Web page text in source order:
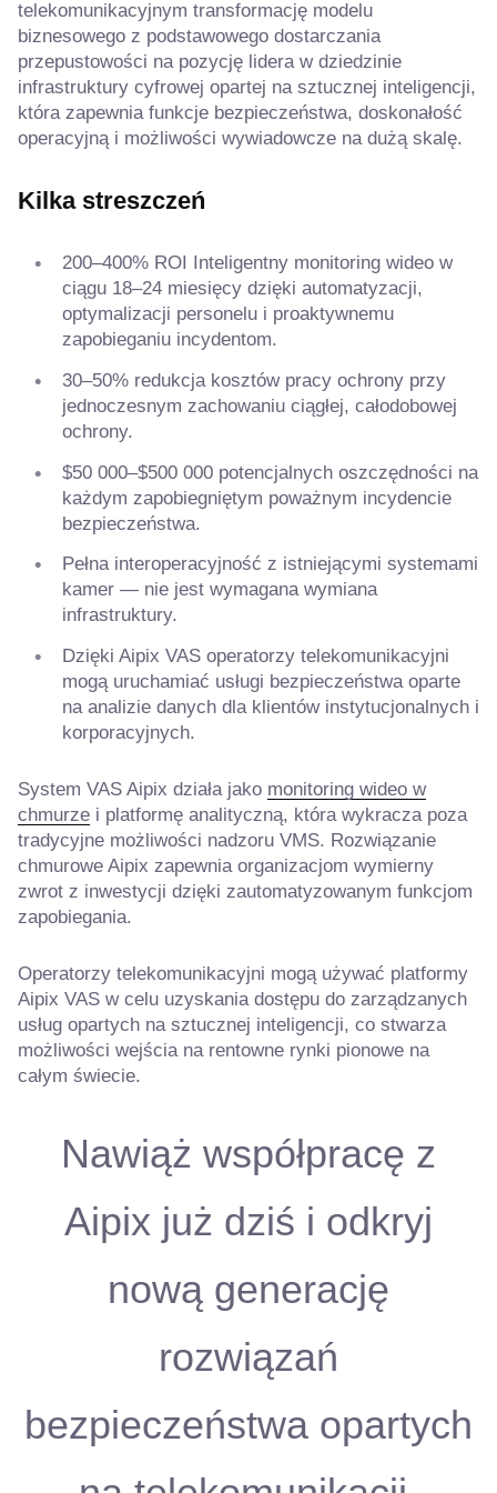
telekomunikacyjnym transformację modelu
biznesowego z podstawowego dostarczania
przepustowości na pozycję lidera w dziedzinie
infrastruktury cyfrowej opartej na sztucznej inteligencji,
która zapewnia funkcje bezpieczeństwa, doskonałość
operacyjną i możliwości wywiadowcze na dużą skalę.
Kilka streszczeń
200–400% ROI Inteligentny monitoring wideo w
ciągu 18–24 miesięcy dzięki automatyzacji,
optymalizacji personelu i proaktywnemu
zapobieganiu incydentom.
30–50% redukcja kosztów pracy ochrony przy
jednoczesnym zachowaniu ciągłej, całodobowej
ochrony.
$50 000–$500 000 potencjalnych oszczędności na
każdym zapobiegniętym poważnym incydencie
bezpieczeństwa.
Pełna interoperacyjność z istniejącymi systemami
kamer — nie jest wymagana wymiana
infrastruktury.
Dzięki Aipix VAS operatorzy telekomunikacyjni
mogą uruchamiać usługi bezpieczeństwa oparte
na analizie danych dla klientów instytucjonalnych i
korporacyjnych.
System VAS Aipix działa jako monitoring wideo w
chmurze i platformę analityczną, która wykracza poza
tradycyjne możliwości nadzoru VMS. Rozwiązanie
chmurowe Aipix zapewnia organizacjom wymierny
zwrot z inwestycji dzięki zautomatyzowanym funkcjom
zapobiegania.
Operatorzy telekomunikacyjni mogą używać platformy
Aipix VAS w celu uzyskania dostępu do zarządzanych
usług opartych na sztucznej inteligencji, co stwarza
możliwości wejścia na rentowne rynki pionowe na
całym świecie.
Nawiąż współpracę z
Aipix już dziś i odkryj
nową generację
rozwiązań
bezpieczeństwa opartych